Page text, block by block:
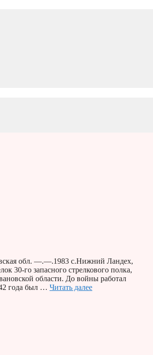
обл. —.—.1983 с.Нижний Ландех,
30-го запасного стрелкового полка,
области. До войны работал
года был … Читать далее